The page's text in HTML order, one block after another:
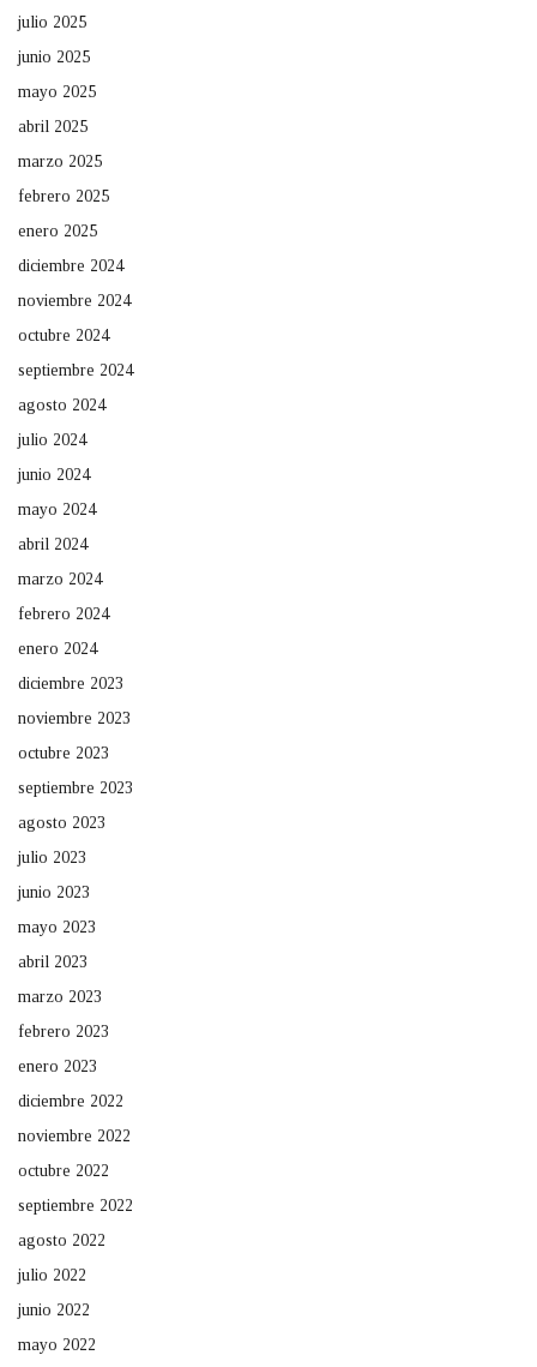
julio 2025
junio 2025
mayo 2025
abril 2025
marzo 2025
febrero 2025
enero 2025
diciembre 2024
noviembre 2024
octubre 2024
septiembre 2024
agosto 2024
julio 2024
junio 2024
mayo 2024
abril 2024
marzo 2024
febrero 2024
enero 2024
diciembre 2023
noviembre 2023
octubre 2023
septiembre 2023
agosto 2023
julio 2023
junio 2023
mayo 2023
abril 2023
marzo 2023
febrero 2023
enero 2023
diciembre 2022
noviembre 2022
octubre 2022
septiembre 2022
agosto 2022
julio 2022
junio 2022
mayo 2022